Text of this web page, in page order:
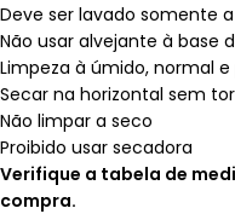
Deve ser lavado somente
Não usar alvejante à base
Limpeza à úmido, normal
Secar na horizontal sem
Não limpar a seco
Proibido usar secadora
Verifique a tabela de
compra.